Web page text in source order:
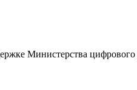
Министерства